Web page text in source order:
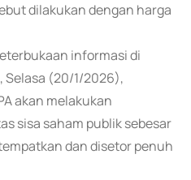
dilakukan dengan harga
informasi di
Selasa (20/1/2026),
akan melakukan
sisa saham publik sebesar
dan disetor penuh